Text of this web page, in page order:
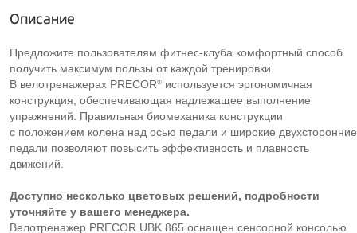
Описание
Предложите пользователям фитнес-клуба комфортный способ
получить максимум пользы от каждой тренировки.
В велотренажерах PRECOR® используется эргономичная
конструкция, обеспечивающая надлежащее выполнение
упражнений. Правильная биомеханика конструкции
с положением колена над осью педали и широкие двухсторонние
педали позволяют повысить эффективность и плавность
движений.
Доступно несколько цветовых решений, подробности
уточняйте у вашего менеджера.
Велотренажер PRECOR UBK 865 оснащен сенсорной консолью